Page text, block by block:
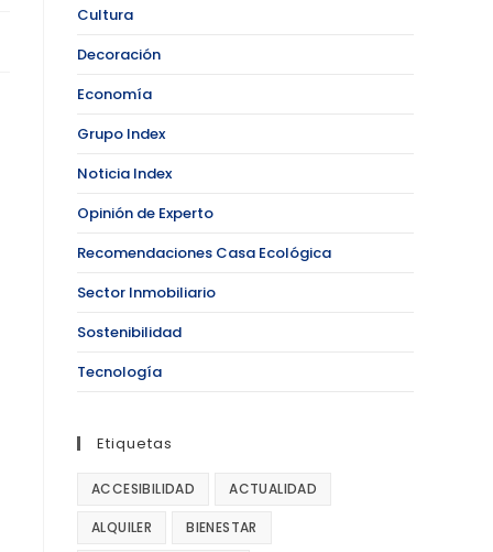
Cultura
Decoración
Economía
Grupo Index
Noticia Index
Opinión de Experto
Recomendaciones Casa Ecológica
Sector Inmobiliario
Sostenibilidad
Tecnología
Etiquetas
ACCESIBILIDAD ACTUALIDAD
ALQUILER BIENESTAR